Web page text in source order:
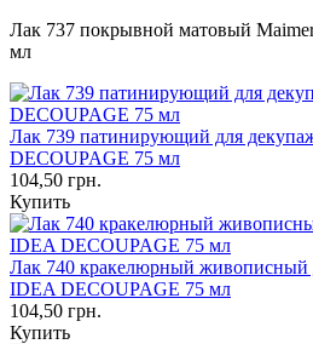
Лак 737 покрывной матовый
мл
Лак 739 патинирующий для
DECOUPAGE 75 мл
104,50 грн.
Купить
Лак 740 кракелюрный живописный
IDEA DECOUPAGE 75 мл
104,50 грн.
Купить